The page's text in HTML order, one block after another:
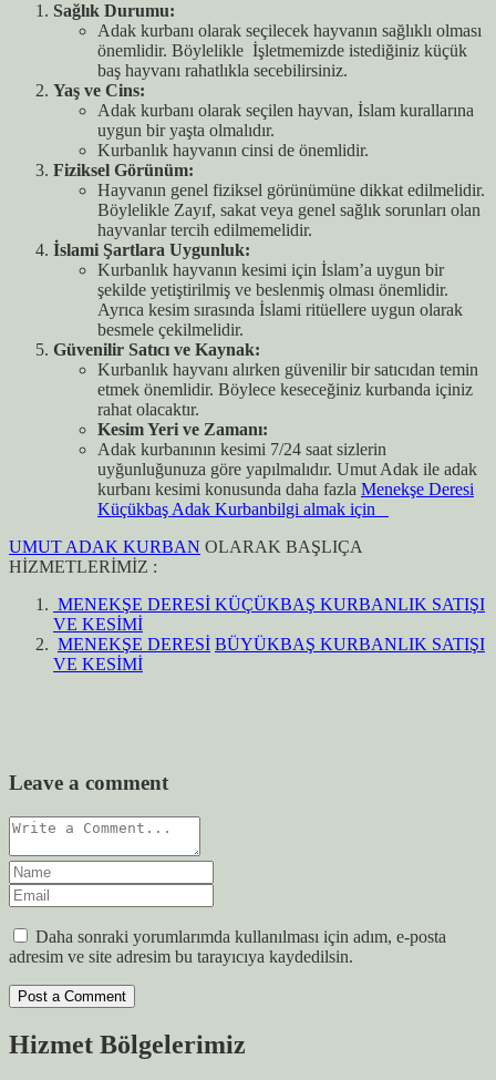
Sağlık Durumu:
Adak kurbanı olarak seçilecek hayvanın sağlıklı olması
önemlidir. Böylelikle İşletmemizde istediğiniz küçük
baş hayvanı rahatlıkla secebilirsiniz.
Yaş ve Cins:
Adak kurbanı olarak seçilen hayvan, İslam kurallarına
uygun bir yaşta olmalıdır.
Kurbanlık hayvanın cinsi de önemlidir.
Fiziksel Görünüm:
Hayvanın genel fiziksel görünümüne dikkat edilmelidir.
Böylelikle Zayıf, sakat veya genel sağlık sorunları olan
hayvanlar tercih edilmemelidir.
İslami Şartlara Uygunluk:
Kurbanlık hayvanın kesimi için İslam’a uygun bir
şekilde yetiştirilmiş ve beslenmiş olması önemlidir.
Ayrıca kesim sırasında İslami ritüellere uygun olarak
besmele çekilmelidir.
Güvenilir Satıcı ve Kaynak:
Kurbanlık hayvanı alırken güvenilir bir satıcıdan temin
etmek önemlidir. Böylece keseceğiniz kurbanda içiniz
rahat olacaktır.
Kesim Yeri ve Zamanı:
Adak kurbanının kesimi 7/24 saat sizlerin
uyğunluğunuza göre yapılmalıdır. Umut Adak ile adak
kurbanı kesimi konusunda daha fazla Menekşe Deresi
Küçükbaş Adak Kurbanbilgi almak için
UMUT ADAK KURBAN OLARAK BAŞLIÇA
HİZMETLERİMİZ :
MENEKŞE DERESİ KÜÇÜKBAŞ KURBANLIK SATIŞI
VE KESİMİ
MENEKŞE DERESİ BÜYÜKBAŞ KURBANLIK SATIŞI
VE KESİMİ
Leave a comment
Daha sonraki yorumlarımda kullanılması için adım, e-posta
adresim ve site adresim bu tarayıcıya kaydedilsin.
Hizmet Bölgelerimiz